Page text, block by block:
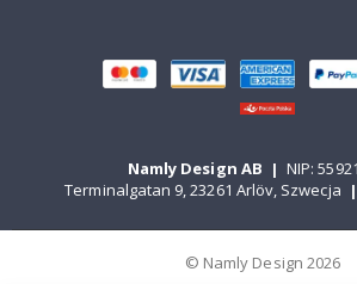
Namly Design AB | NIP:
Terminalgatan 9, 23261 Arlöv, Szwecja |
© Namly Design 2026